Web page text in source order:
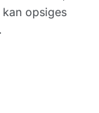
opsiges